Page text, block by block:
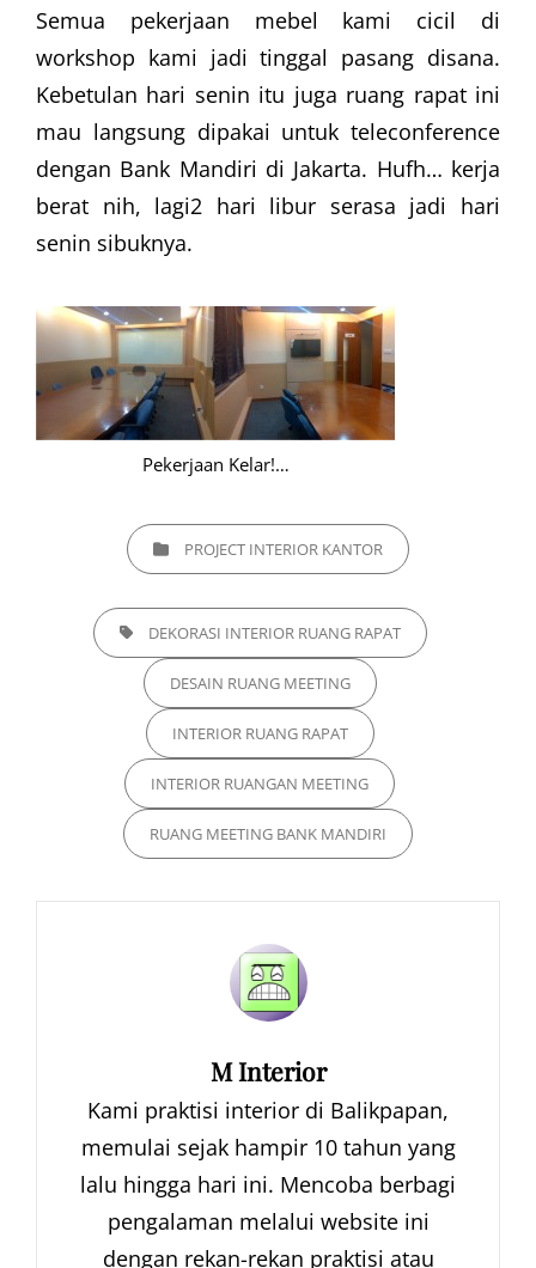
Semua pekerjaan mebel kami cicil di
workshop kami jadi tinggal pasang disana.
Kebetulan hari senin itu juga ruang rapat ini
mau langsung dipakai untuk teleconference
dengan Bank Mandiri di Jakarta. Hufh… kerja
berat nih, lagi2 hari libur serasa jadi hari
senin sibuknya.
Pekerjaan Kelar!…
CATEGORIESPROJECT INTERIOR KANTOR
TAGS, DEKORASI INTERIOR RUANG RAPAT
DESAIN RUANG MEETING
INTERIOR RUANG RAPAT
INTERIOR RUANGAN MEETING
RUANG MEETING BANK MANDIRI
Author:
M Interior
Kami praktisi interior di Balikpapan,
memulai sejak hampir 10 tahun yang
lalu hingga hari ini. Mencoba berbagi
pengalaman melalui website ini
dengan rekan-rekan praktisi atau